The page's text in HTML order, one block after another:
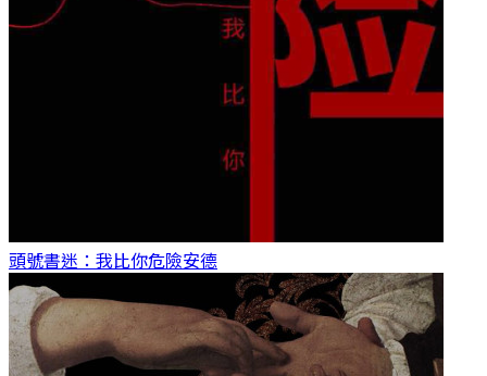
頭號書迷：我比你危險安德